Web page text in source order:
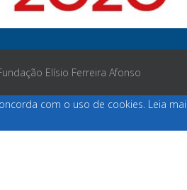
Elísio Ferreira Afonso
com o uso de cookies. Leia